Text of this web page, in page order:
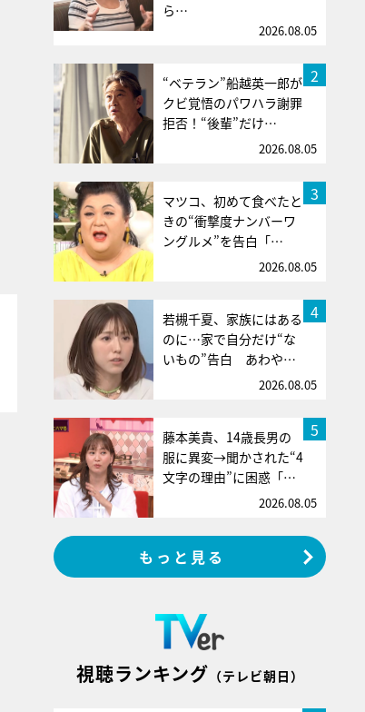
ら…
2026.08.05
2
“ベテラン”船越英一郎が
クビ覚悟のパワハラ謝罪
拒否！“後輩”だけ…
2026.08.05
3
マツコ、初めて食べたと
きの“衝撃度ナンバーワ
ングルメ”を告白「…
2026.08.05
4
若槻千夏、家族にはある
のに…家で自分だけ“な
いもの”告白 あわや…
2026.08.05
5
藤本美貴、14歳長男の
服に異変→聞かされた“4
文字の理由”に困惑「…
2026.08.05
もっと見る
視聴ランキング （テレビ朝日）